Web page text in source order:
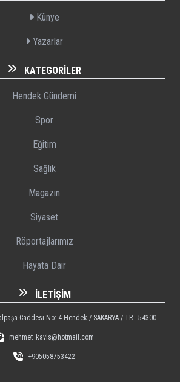
Künye
Yazarlar
KATEGORILER
Hendek Gündemi
Spor
Eğitim
Sağlık
Magazin
Siyaset
Röportajlarımız
Hayata Dair
İLETIŞIM
Caddesi No: 4 Hendek / SAKARYA / TR - 54300
mehmet_kavis@hotmail.com
+905058753422